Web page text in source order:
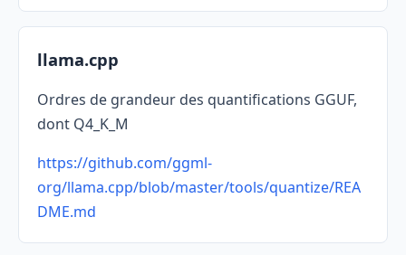
llama.cpp
Ordres de grandeur des quantifications GGUF,
dont Q4_K_M
https://github.com/ggml-
org/llama.cpp/blob/master/tools/quantize/REA
DME.md